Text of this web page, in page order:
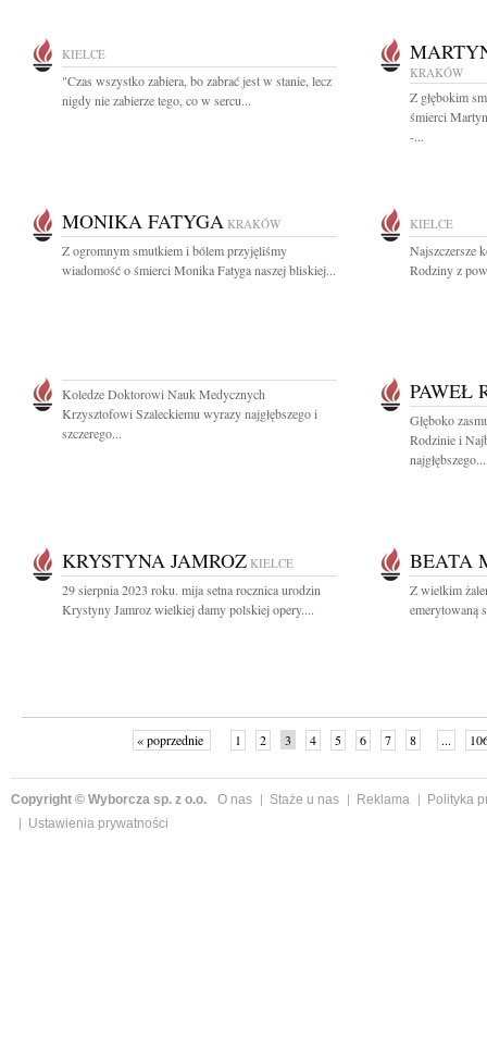
KIELCE
"Czas wszystko zabiera, bo zabrać jest w stanie, lecz
nigdy nie zabierze tego, co w sercu...
KRAKÓW
Z głębokim
śmierci
-...
MONIKA FATYGA KRAKÓW
Z ogromnym smutkiem i bólem przyjęliśmy
wiadomość o śmierci Monika Fatyga naszej bliskiej...
KIELCE
Najszczersze
Rodziny z
Koledze Doktorowi Nauk Medycznych
Krzysztofowi Szaleckiemu wyrazy najgłębszego i
szczerego...
PAWEŁ
Głęboko
Rodzinie i
najgłębszego...
KRYSTYNA JAMROZ KIELCE
29 sierpnia 2023 roku. mija setna rocznica urodzin
Krystyny Jamroz wielkiej damy polskiej opery....
BEATA
Z wielkim
emerytowaną
« poprzednie 1 2 3 4 5 6 7 8 ...
Copyright © Wyborcza sp. z o.o. O nas Staże u nas Reklama
Polityka
Ustawienia prywatności